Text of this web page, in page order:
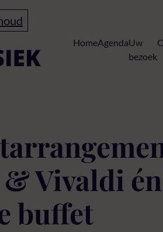
HomeAgendaUw
bezoek
Vivaldi én
buffet